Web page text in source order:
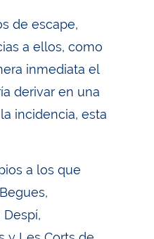
de escape,
a ellos, como
inmediata el
derivar en una
incidencia, esta
a los que